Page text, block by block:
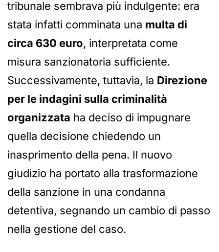
tribunale sembrava più indulgente: era
stata infatti comminata una multa di
circa 630 euro, interpretata come
misura sanzionatoria sufficiente.
Successivamente, tuttavia, la Direzione
per le indagini sulla criminalità
organizzata ha deciso di impugnare
quella decisione chiedendo un
inasprimento della pena. Il nuovo
giudizio ha portato alla trasformazione
della sanzione in una condanna
detentiva, segnando un cambio di passo
nella gestione del caso.